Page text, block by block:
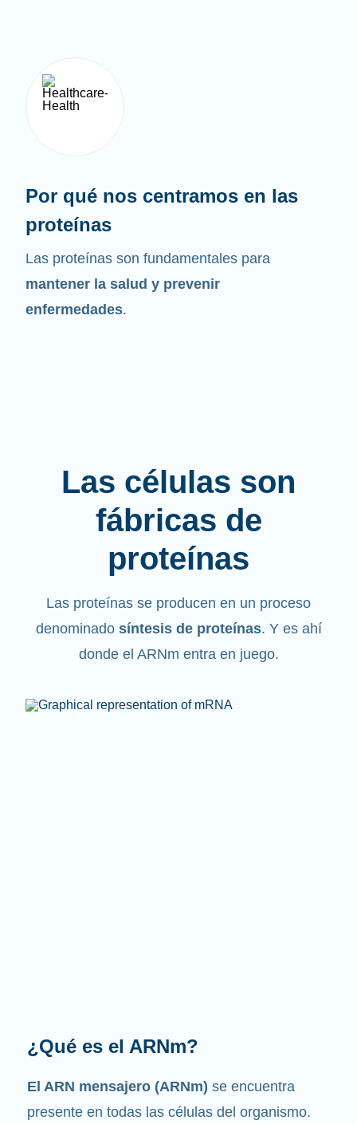
Por qué nos centramos en las
proteínas
Las proteínas son fundamentales para
mantener la salud y prevenir
enfermedades.
Las células son
fábricas de
proteínas
Las proteínas se producen en un proceso
denominado síntesis de proteínas. Y es ahí
donde el ARNm entra en juego.
¿Qué es el ARNm?
El ARN mensajero (ARNm) se encuentra
presente en todas las células del organismo.